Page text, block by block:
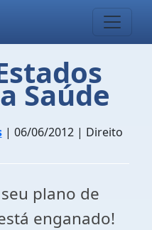
Saúde
| 06/06/2012 | Direito
plano de
enganado!